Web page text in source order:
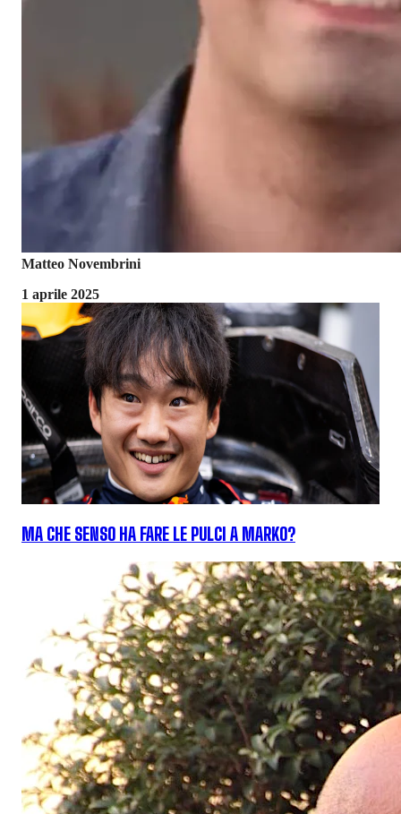
Matteo Novembrini
1 aprile 2025
MA CHE SENSO HA FARE LE PULCI A MARKO?